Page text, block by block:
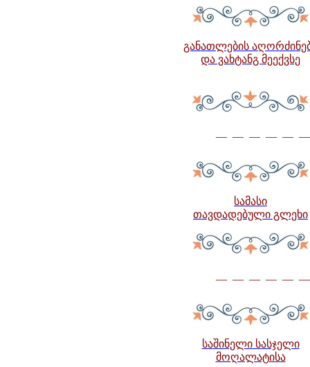
განათლების
და ვახტანგ მეექვსე
— — — — —
სამასი
თავდადებული გლეხი
— — — — —
საშინელი სასჯელი
მოღალატისა